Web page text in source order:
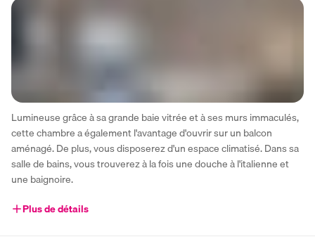
Lumineuse grâce à sa grande baie vitrée et à ses murs immaculés,
cette chambre a également l'avantage d'ouvrir sur un balcon
aménagé. De plus, vous disposerez d'un espace climatisé. Dans sa
salle de bains, vous trouverez à la fois une douche à l'italienne et
une baignoire.
Plus de détails